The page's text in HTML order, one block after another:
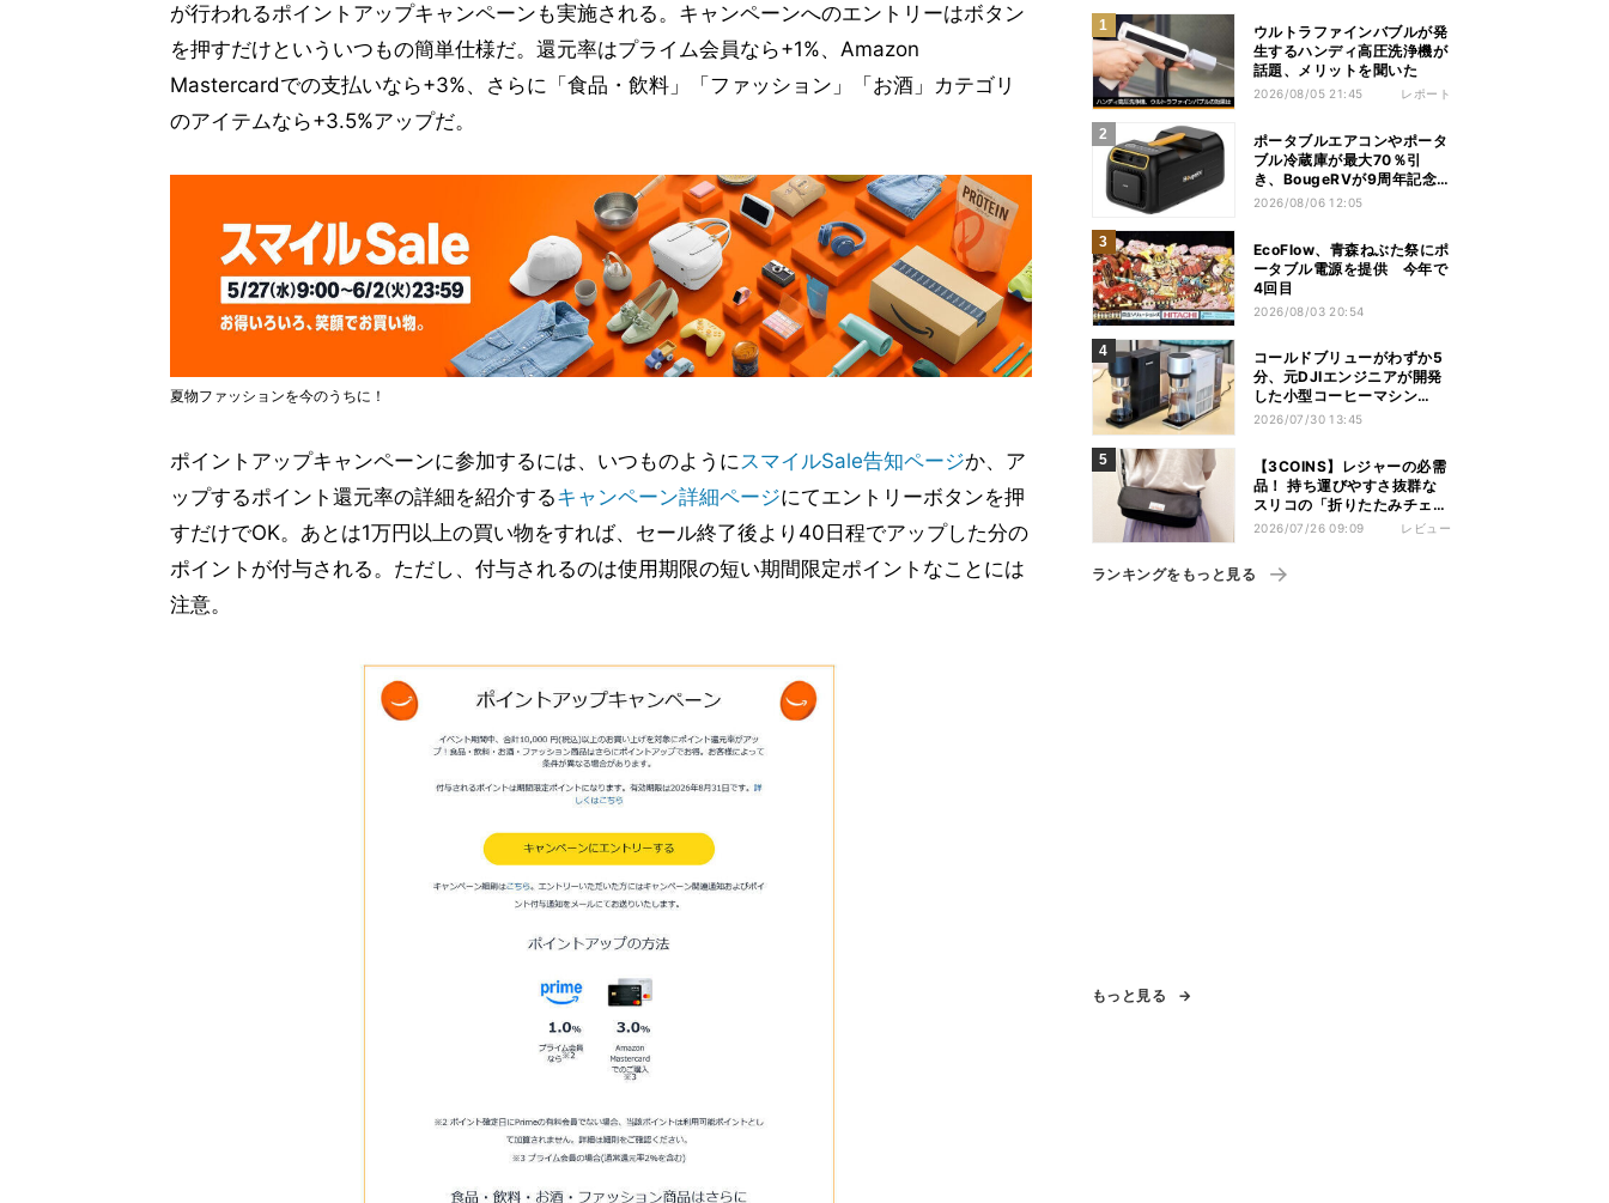
が行われるポイントアップキャンペーンも実施される。キャンペーンへのエントリーはボタン
を押すだけといういつもの簡単仕様だ。還元率はプライム会員なら+1%、Amazon
Mastercardでの支払いなら+3%、さらに「食品・飲料」「ファッション」「お酒」カテゴリ
のアイテムなら+3.5%アップだ。
夏物ファッションを今のうちに！
ポイントアップキャンペーンに参加するには、いつものように スマイルSale告知ページか、ア
ップするポイント還元率の詳細を紹介するキャンペーン詳細ページにてエントリーボタンを押
すだけでOK。あとは1万円以上の買い物をすれば、セール終了後より40日程でアップした分の
ポイントが付与される。ただし、付与されるのは使用期限の短い期間限定ポイントなことには
注意。
ウルトラファインバブルが発
生するハンディ高圧洗浄機が
話題、メリットを聞いた
2026/08/05 21:45 レポート
ポータブルエアコンやポータ
ブル冷蔵庫が最大70％引
き、BougeRVが9周年記念
セール
2026/08/06 12:05
EcoFlow、青森ねぶた祭にポ
ータブル電源を提供 今年で
4回目
2026/08/03 20:54
コールドブリューがわずか5
分、元DJIエンジニアが開発
した小型コーヒーマシン
「Brezi」
2026/07/30 13:45
【3COINS】レジャーの必需
品！ 持ち運びやすさ抜群な
スリコの「折りたたみチェ
ア」を使ってみた
2026/07/26 09:09 レビュー
ランキングをもっと見る
もっと見る